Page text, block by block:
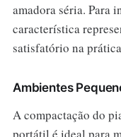
amadora séria. Para
característica
satisfatório na
Ambientes
A compactação do